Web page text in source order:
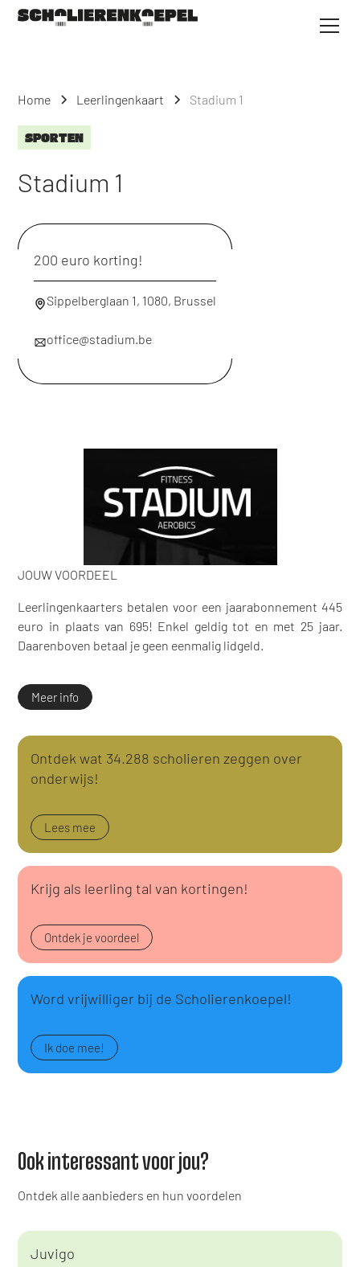
Home Leerlingenkaart Stadium 1
SPORTEN
Stadium 1
200 euro korting!
Sippelberglaan 1, 1080, Brussel
office@stadium.be
JOUW VOORDEEL
Leerlingenkaarters betalen voor een jaarabonnement 445
euro in plaats van 695! Enkel geldig tot en met 25 jaar.
Daarenboven betaal je geen eenmalig lidgeld.
Meer info
Ontdek wat 34.288 scholieren zeggen over
onderwijs!
Lees mee
Krijg als leerling tal van kortingen!
Ontdek je voordeel
Word vrijwilliger bij de Scholierenkoepel!
Ik doe mee!
Ook interessant voor jou?
Ontdek alle aanbieders en hun voordelen
Juvigo